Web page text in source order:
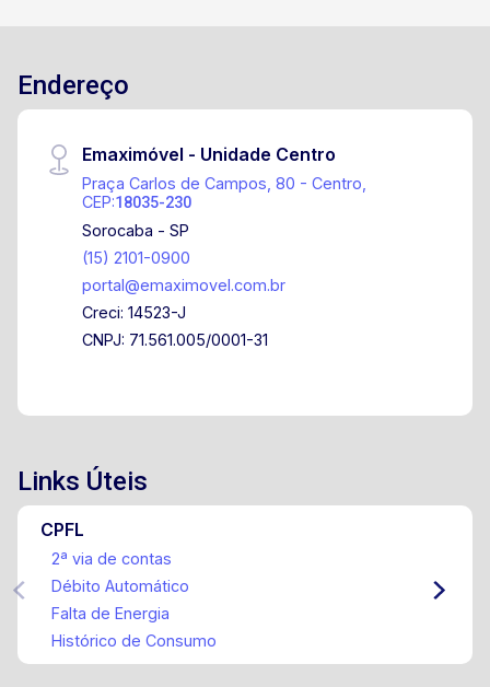
Endereço
Emaximóvel - Unidade Centro
Praça Carlos de Campos, 80 - Centro,
CEP:18035-230
Sorocaba - SP
(15) 2101-0900
portal@emaximovel.com.br
Creci: 14523-J
CNPJ: 71.561.005/0001-31
Links Úteis
CPFL
2ª via de contas
Débito Automático
Falta de Energia
Histórico de Consumo